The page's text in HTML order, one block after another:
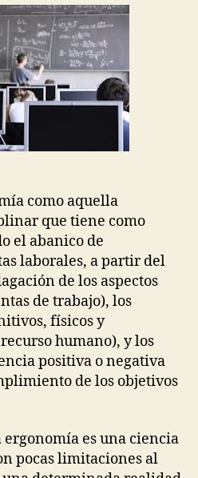
entrada
como aquella
que tiene como
el abanico de
laborales, a partir del
de los aspectos
de trabajo), los
físicos y
humano), y los
positiva o negativa
de los objetivos
ergonomía es una ciencia
pocas limitaciones al